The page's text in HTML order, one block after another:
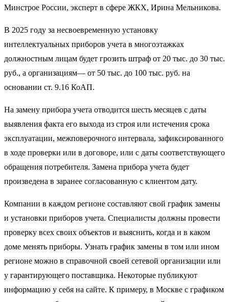
Минстрое России, эксперт в сфере ЖКХ, Ирина Мельникова.
В 2025 году за несвоевременную установку
интеллектуальных приборов учета в многоэтажках
должностным лицам будет грозить штраф от 20 тыс. до 30 тыс.
руб., а организациям— от 50 тыс. до 100 тыс. руб. на
основании ст. 9.16 КоАП.
На замену прибора учета отводится шесть месяцев с даты
выявления факта его выхода из строя или истечения срока
эксплуатации, межповерочного интервала, зафиксированного
в ходе проверки или в договоре, или с даты соответствующего
обращения потребителя. Замена прибора учета будет
произведена в заранее согласованную с клиентом дату.
Компании в каждом регионе составляют свой график замены
и установки приборов учета. Специалисты должны провести
проверку всех своих объектов и выяснить, когда и в каком
доме менять приборы. Узнать график замены в том или ином
регионе можно в справочной своей сетевой организации или
у гарантирующего поставщика. Некоторые публикуют
информацию у себя на сайте. К примеру, в Москве с графиком